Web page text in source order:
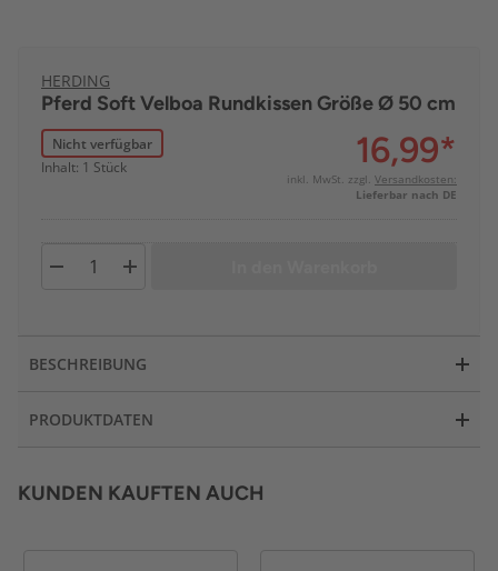
HERDING
Pferd Soft Velboa Rundkissen Größe Ø 50 cm
Nicht verfügbar
Inhalt: 1 Stück
16,99*
inkl. MwSt. zzgl. Versandkosten:
Lieferbar nach DE
BESCHREIBUNG
PRODUKTDATEN
KUNDEN KAUFTEN AUCH